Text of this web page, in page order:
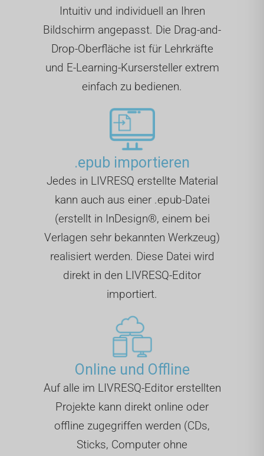
Intuitiv und individuell an Ihren
Bildschirm angepasst. Die Drag-and-
Drop-Oberfläche ist für Lehrkräfte
und E-Learning-Kursersteller extrem
einfach zu bedienen.
.epub importieren
Jedes in LIVRESQ erstellte Material
kann auch aus einer .epub-Datei
(erstellt in InDesign®, einem bei
Verlagen sehr bekannten Werkzeug)
realisiert werden. Diese Datei wird
direkt in den LIVRESQ-Editor
importiert.
Online und Offline
Auf alle im LIVRESQ-Editor erstellten
Projekte kann direkt online oder
offline zugegriffen werden (CDs,
Sticks, Computer ohne